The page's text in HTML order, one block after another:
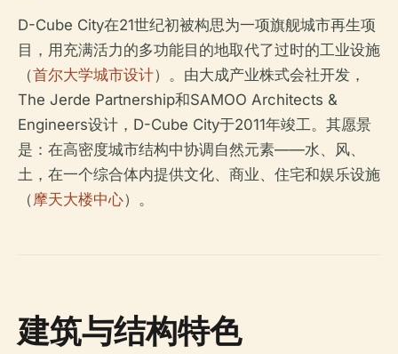
D-Cube City在21世纪初被构思为一项旗舰城市再生项
目，用充满活力的多功能目的地取代了过时的工业设施
（首尔大学城市设计）。由大成产业株式会社开发，
The Jerde Partnership和SAMOO Architects &
Engineers设计，D-Cube City于2011年竣工。其愿景
是：在高密度城市结构中协调自然元素——水、风、
土，在一个综合体内提供文化、商业、住宅和娱乐设施
（摩天大楼中心）。
建筑与结构特色